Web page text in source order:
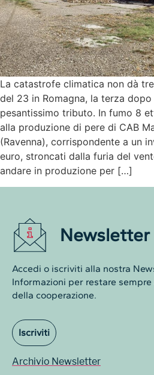
La catastrofe climatica non dà
del 23 in Romagna, la terza dopo
pesantissimo tributo. In fumo 8
alla produzione di pere di CAB
(Ravenna), corrispondente a un
euro, stroncati dalla furia del
andare in produzione per […]
Newsletter
Accedi o iscriviti alla nostra
Informazioni per restare
della cooperazione.
Iscriviti
Archivio Newsletter